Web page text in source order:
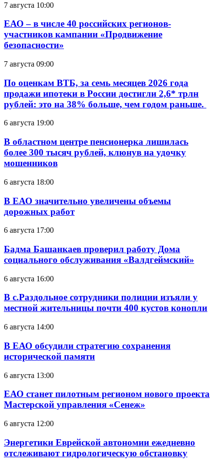
7 августа 10:00
ЕАО – в числе 40 российских регионов-
участников кампании «Продвижение
безопасности»
7 августа 09:00
По оценкам ВТБ, за семь месяцев 2026 года
продажи ипотеки в России достигли 2,6* трлн
рублей: это на 38% больше, чем годом раньше.
6 августа 19:00
В областном центре пенсионерка лишилась
более 300 тысяч рублей, клюнув на удочку
мошенников
6 августа 18:00
В ЕАО значительно увеличены объемы
дорожных работ
6 августа 17:00
Бадма Башанкаев проверил работу Дома
социального обслуживания «Валдгеймский»
6 августа 16:00
В с.Раздольное сотрудники полиции изъяли у
местной жительницы почти 400 кустов конопли
6 августа 14:00
В ЕАО обсудили стратегию сохранения
исторической памяти
6 августа 13:00
ЕАО станет пилотным регионом нового проекта
Мастерской управления «Сенеж»
6 августа 12:00
Энергетики Еврейской автономии ежедневно
отслеживают гидрологическую обстановку